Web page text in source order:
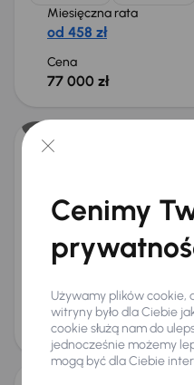
Miesięczna rata
od 458 zł
Cena
77 000 zł
Od pierwszego właściciela
1.5 VVT-i
Miesięczna rata
od 357 zł
Najniższa cena z 30 dni
obniżką
60 700 zł
Taniej o 1 000 zł
Cenimy
Używamy plików cookie,
witryny było dla Ciebie
cookie służą nam do
jednocześnie możemy
mogą być dla Ciebie